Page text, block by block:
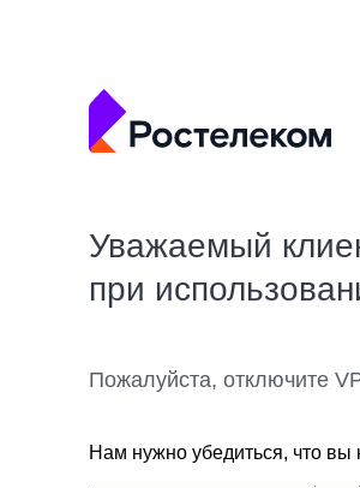
Уважаемый
при
Пожалуйста, отключите
Нам нужно убедиться, что вы